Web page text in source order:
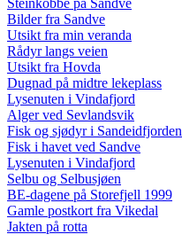
Steinkobbe på Sandve
Bilder fra Sandve
Utsikt fra min veranda
Rådyr langs veien
Utsikt fra Hovda
Dugnad på midtre lekeplass
Lysenuten i Vindafjord
Alger ved Sevlandsvik
Fisk og sjødyr i Sandeidfjorden
Fisk i havet ved Sandve
Lysenuten i Vindafjord
Selbu og Selbusjøen
BE-dagene på Storefjell 1999
Gamle postkort fra Vikedal
Jakten på rotta